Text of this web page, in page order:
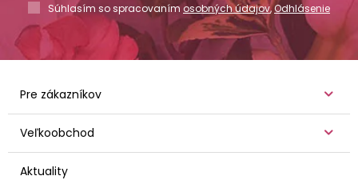
Súhlasím so spracovaním osobných údajov,Odhlásenie
Pre zákazníkov
Veľkoobchod
Aktuality